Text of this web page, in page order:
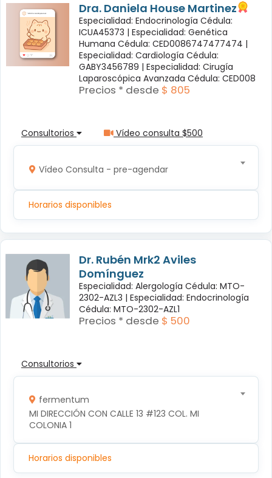
Dra. Daniela House Martinez
Especialidad: Endocrinología Cédula:
ICUA45373 | Especialidad: Genética
Humana Cédula: CED0086747477474 |
Especialidad: Cardiología Cédula:
GABY3456789 | Especialidad: Cirugía
Laparoscópica Avanzada Cédula: CED008
Precios * desde $ 805
Consultorios Vídeo consulta $500
Vídeo Consulta - pre-agendar
Horarios disponibles
Dr. Rubén Mrk2 Aviles
Domínguez
Especialidad: Alergología Cédula: MTO-
2302-AZL3 | Especialidad: Endocrinología
Cédula: MTO-2302-AZL1
Precios * desde $ 500
Consultorios
fermentum
MI DIRECCIÓN CON CALLE 13 #123 COL. MI
COLONIA 1
Horarios disponibles